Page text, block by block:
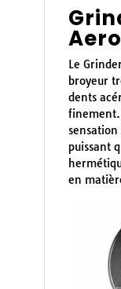
Le
broyeur
dents
finement.
puissant
en